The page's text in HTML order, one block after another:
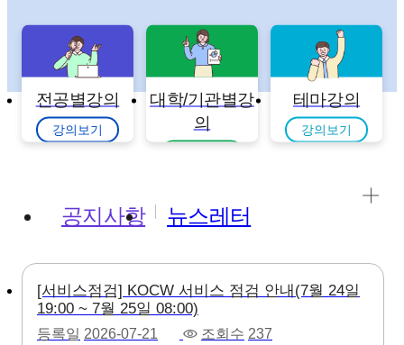
전공별강의
강의보기
대학/기관별강
의
테마강의
강의보기
공지사항 뉴스레터
[서비스점검] KOCW 서비스 점검 안내(7월 24일
19:00 ~ 7월 25일 08:00)
등록일 2026-07-21 조회수 237